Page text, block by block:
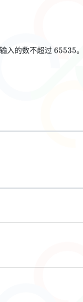
入的数不超过 65535
65535。